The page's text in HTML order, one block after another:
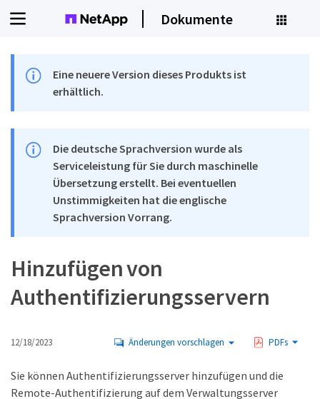
Dokumente
Eine neuere Version dieses Produkts ist
erhältlich.
Die deutsche Sprachversion wurde als
Serviceleistung für Sie durch maschinelle
Übersetzung erstellt. Bei eventuellen
Unstimmigkeiten hat die englische
Sprachversion Vorrang.
Hinzufügen von
Authentifizierungsservern
12/18/2023 Änderungen vorschlagen PDFs
Sie können Authentifizierungsserver hinzufügen und die
Remote-Authentifizierung auf dem Verwaltungsserver